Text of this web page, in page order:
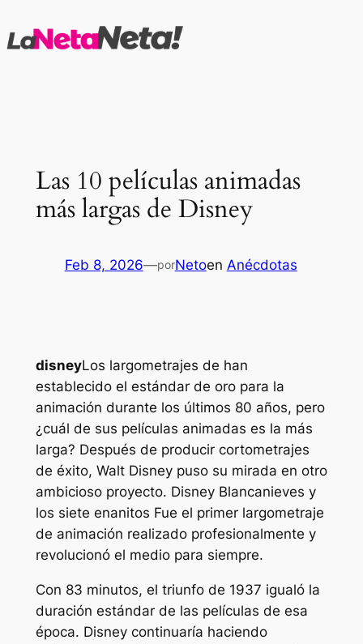
al
Las 10 películas animadas
más largas de Disney
Feb 8, 2026—porNetoen Anécdotas
disneyLos largometrajes de han
establecido el estándar de oro para la
animación durante los últimos 80 años, pero
¿cuál de sus películas animadas es la más
larga? Después de producir cortometrajes
de éxito, Walt Disney puso su mirada en otro
ambicioso proyecto. Disney Blancanieves y
los siete enanitos Fue el primer largometraje
de animación realizado profesionalmente y
revolucionó el medio para siempre.
Con 83 minutos, el triunfo de 1937 igualó la
duración estándar de las películas de esa
época. Disney continuaría haciendo